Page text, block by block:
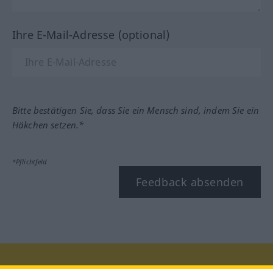
Ihre E-Mail-Adresse (optional)
Bitte bestätigen Sie, dass Sie ein Mensch sind, indem Sie ein
Häkchen setzen.*
*Pflichtfeld
Feedback absenden